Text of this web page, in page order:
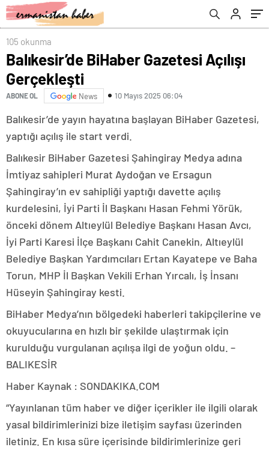
105 okunma
Balıkesir’de BiHaber Gazetesi Açılışı
Gerçekleşti
ABONE OL News 10 Mayıs 2025 06:04
Balıkesir’de yayın hayatına başlayan BiHaber Gazetesi,
yaptığı açılış ile start verdi.
Balıkesir BiHaber Gazetesi Şahingiray Medya adına
İmtiyaz sahipleri Murat Aydoğan ve Ersagun
Şahingiray’ın ev sahipliği yaptığı davette açılış
kurdelesini, İyi Parti İl Başkanı Hasan Fehmi Yörük,
önceki dönem Altıeylül Belediye Başkanı Hasan Avcı,
İyi Parti Karesi İlçe Başkanı Cahit Canekin, Altıeylül
Belediye Başkan Yardımcıları Ertan Kayatepe ve Baha
Torun, MHP İl Başkan Vekili Erhan Yırcalı, İş İnsanı
Hüseyin Şahingiray kesti.
BiHaber Medya’nın bölgedeki haberleri takipçilerine ve
okuyucularına en hızlı bir şekilde ulaştırmak için
kurulduğu vurgulanan açılışa ilgi de yoğun oldu. –
BALIKESİR
Haber Kaynak : SONDAKIKA.COM
“Yayınlanan tüm haber ve diğer içerikler ile ilgili olarak
yasal bildirimlerinizi bize iletişim sayfası üzerinden
iletiniz. En kısa süre içerisinde bildirimlerinize geri